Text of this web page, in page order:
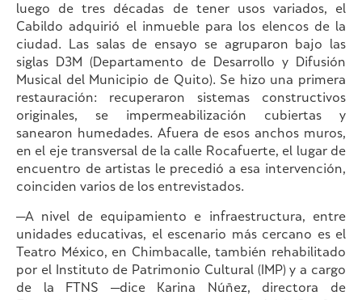
luego de tres décadas de tener usos variados, el
Cabildo adquirió el inmueble para los elencos de la
ciudad. Las salas de ensayo se agruparon bajo las
siglas D3M (Departamento de Desarrollo y Difusión
Musical del Municipio de Quito). Se hizo una primera
restauración: recuperaron sistemas constructivos
originales, se impermeabilización cubiertas y
sanearon humedades. Afuera de esos anchos muros,
en el eje transversal de la calle Rocafuerte, el lugar de
encuentro de artistas le precedió a esa intervención,
coinciden varios de los entrevistados.
—A nivel de equipamiento e infraestructura, entre
unidades educativas, el escenario más cercano es el
Teatro México, en Chimbacalle, también rehabilitado
por el Instituto de Patrimonio Cultural (IMP) y a cargo
de la FTNS —dice Karina Núñez, directora de